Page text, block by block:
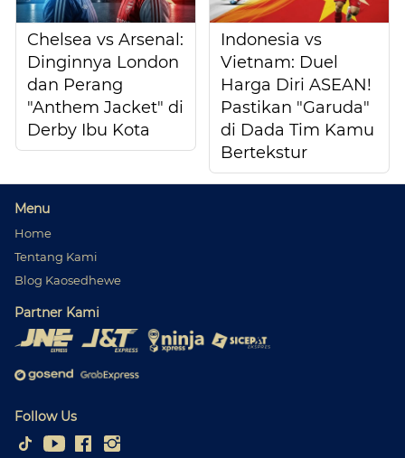
Chelsea vs Arsenal:
Dinginnya London
dan Perang
"Anthem Jacket" di
Derby Ibu Kota
Indonesia vs
Vietnam: Duel
Harga Diri ASEAN!
Pastikan "Garuda"
di Dada Tim Kamu
Bertekstur
Menu
Home
Tentang Kami
Blog Kaosedhewe
Partner Kami
Follow Us